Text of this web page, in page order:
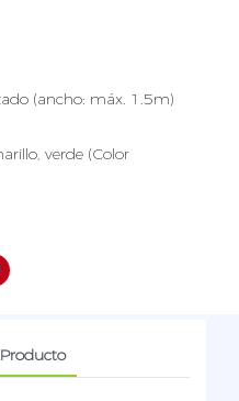
(ancho: máx. 1.5m)
verde (Color